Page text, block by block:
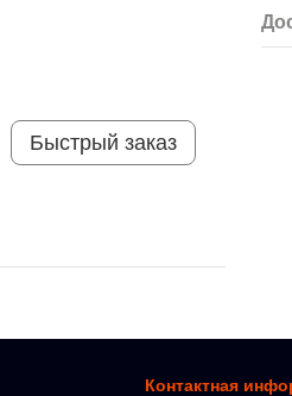
Быстрый заказ
Контактная